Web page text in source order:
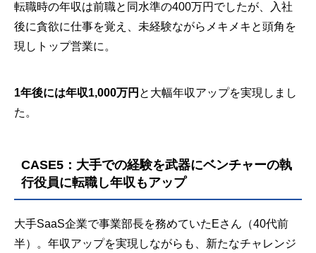
転職時の年収は前職と同水準の400万円でしたが、入社
後に貪欲に仕事を覚え、未経験ながらメキメキと頭角を
現しトップ営業に。
1年後には年収1,000万円 と大幅年収アップを実現しまし
た。
CASE5：大手での経験を武器にベンチャーの執
行役員に転職し年収もアップ
大手SaaS企業で事業部長を務めていたEさん（40代前
半）。年収アップを実現しながらも、新たなチャレンジ